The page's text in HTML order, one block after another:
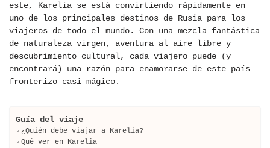
este, Karelia se está convirtiendo rápidamente en
uno de los principales destinos de Rusia para los
viajeros de todo el mundo. Con una mezcla fantástica
de naturaleza virgen, aventura al aire libre y
descubrimiento cultural, cada viajero puede (y
encontrará) una razón para enamorarse de este país
fronterizo casi mágico.
Guía del viaje
¿Quién debe viajar a Karelia?
Qué ver en Karelia